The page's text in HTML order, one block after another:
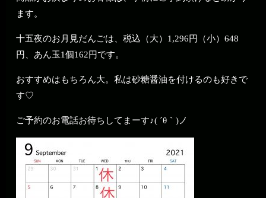
ます。
十五夜のお月見だんごは、税込（大）1,296円（小）648
円、あん玉1個162円です。
おすすめはもちろん大。私は砂糖醤油を付けるのも好きで
す♡
ご予約のお電話お待ちしてまーす♪( ´θ｀)ノ